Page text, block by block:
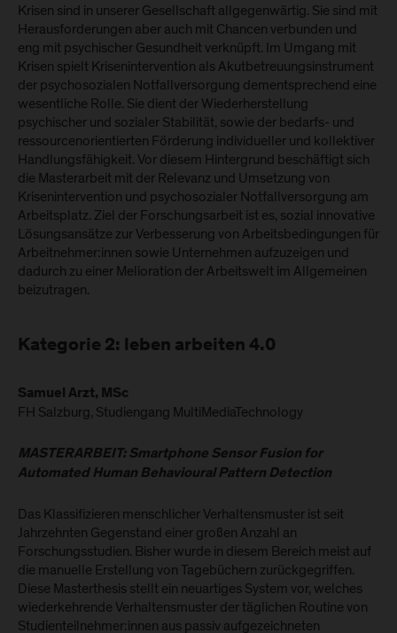
Krisen sind in unserer Gesellschaft allgegenwärtig. Sie sind mit
Herausforderungen aber auch mit Chancen verbunden und
eng mit psychischer Gesundheit verknüpft. Im Umgang mit
Krisen spielt Krisenintervention als Akutbetreuungsinstrument
der psychosozialen Notfallversorgung dementsprechend eine
wesentliche Rolle. Sie dient der Wiederherstellung
psychischer und sozialer Stabilität, sowie der bedarfs- und
ressourcenorientierten Förderung individueller und kollektiver
Handlungsfähigkeit. Vor diesem Hintergrund beschäftigt sich
die Masterarbeit mit der Relevanz und Umsetzung von
Krisenintervention und psychosozialer Notfallversorgung am
Arbeitsplatz. Ziel der Forschungsarbeit ist es, sozial innovative
Lösungsansätze zur Verbesserung von Arbeitsbedingungen für
Arbeitnehmer:innen sowie Unternehmen aufzuzeigen und
dadurch zu einer Melioration der Arbeitswelt im Allgemeinen
beizutragen.
Kategorie 2: leben arbeiten 4.0
Samuel Arzt, MSc
FH Salzburg, Studiengang MultiMediaTechnology
MASTERARBEIT: Smartphone Sensor Fusion for
Automated Human Behavioural Pattern Detection
Das Klassifizieren menschlicher Verhaltensmuster ist seit
Jahrzehnten Gegenstand einer großen Anzahl an
Forschungsstudien. Bisher wurde in diesem Bereich meist auf
die manuelle Erstellung von Tagebüchern zurückgegriffen.
Diese Masterthesis stellt ein neuartiges System vor, welches
wiederkehrende Verhaltensmuster der täglichen Routine von
Studienteilnehmer:innen aus passiv aufgezeichneten